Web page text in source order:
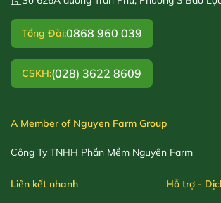
Tổng Đài:0868 960 039
CSKH:(028) 3622 8609
A Member of Nguyen Farm Group
Công Ty TNHH Phần Mềm Nguyên Farm
Liên kết nhanh Hỗ trợ -